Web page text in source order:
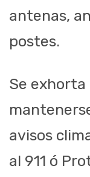
antenas,
postes.
Se exhorta
avisos
al 911 ó